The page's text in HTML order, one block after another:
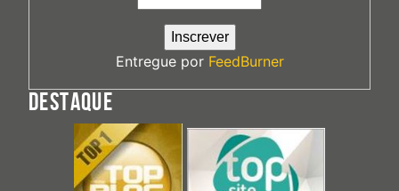
Entregue por FeedBurner
DESTAQUE